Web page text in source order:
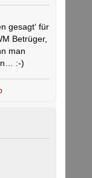
gesagt‘ für
Betrüger,
man
:-)